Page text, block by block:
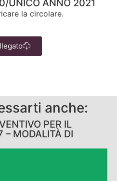
UNICO ANNO 2021
la circolare.
anche:
PER IL
MODALITÀ DI